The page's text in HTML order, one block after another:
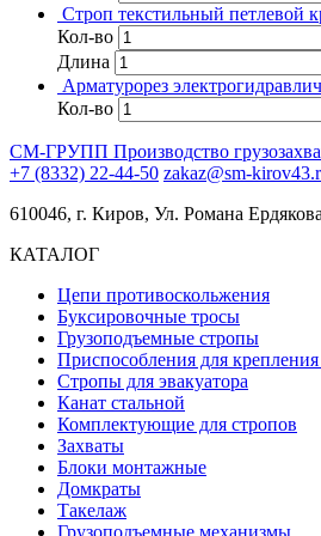
Строп текстильный петлевой
Кол-во
Длина
Арматурорез
Кол-во
СМ-ГРУПП Производство
+7 (8332) 22-44-50 zakaz@sm-
610046, г. Киров, Ул. Романа
КАТАЛОГ
Цепи противоскольжения
Буксировочные тросы
Грузоподъемные стропы
Приспособления для крепления
Стропы для эвакуатора
Канат стальной
Комплектующие для стропов
Захваты
Блоки монтажные
Домкраты
Такелаж
Грузоподъемные механизмы